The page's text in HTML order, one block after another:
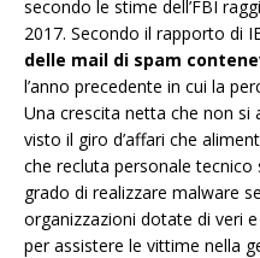
secondo le stime dell’FBI
2017. Secondo il rapporto di
delle mail di spam
l’anno precedente in cui la
Una crescita netta che non si
visto il giro d’affari che
che recluta personale
grado di realizzare malware
organizzazioni dotate di veri
per assistere le vittime nella